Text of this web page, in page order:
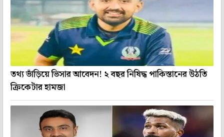
তথ্য ভাঁড়িয়ে ভিসার আবেদন! ২ বছর নিষিদ্ধ পাকিস্তানের উঠতি
ক্রিকেটার হামজা